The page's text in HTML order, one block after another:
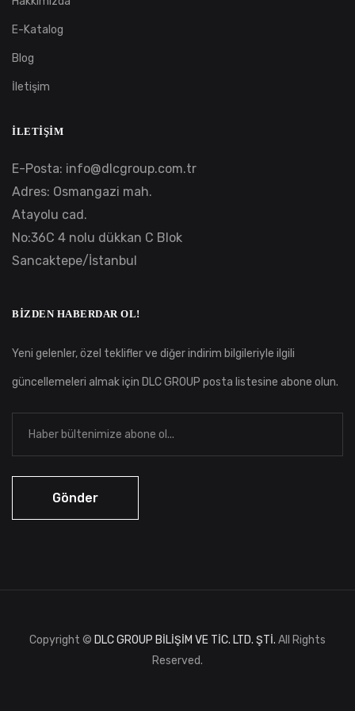
E-Katalog
Blog
İletişim
İLETIŞIM
E-Posta: info@dlcgroup.com.tr
Adres: Osmangazi mah.
Atayolu cad.
No:36C 4 nolu dükkan C Blok
Sancaktepe/İstanbul
BIZDEN HABERDAR OL!
Yeni gelenler, özel teklifler ve diğer indirim bilgileriyle ilgili
güncellemeleri almak için DLC GROUP posta listesine abone olun.
Copyright © DLC GROUP BİLİŞİM VE TİC. LTD. ŞTİ. All Rights
Reserved.